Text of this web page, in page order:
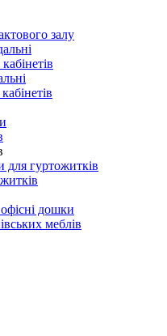
залу
для гуртожитків
дошки
меблів